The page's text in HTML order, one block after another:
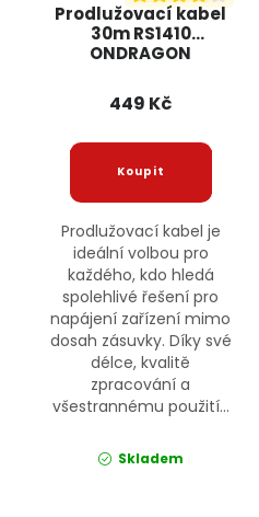
Prodlužovací kabel
30m RS1410
ONDRAGON
449 Kč
Prodlužovací kabel je
ideální volbou pro
každého, kdo hledá
spolehlivé řešení pro
napájení zařízení mimo
dosah zásuvky. Díky své
délce, kvalitě
zpracování a
všestrannému použití...
Skladem